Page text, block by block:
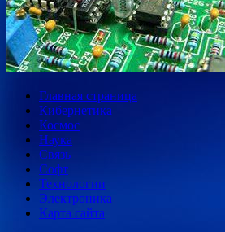
Главная страница
Кибернетика
Космос
Наука
Связь
Софт
Технологии
Электроника
Карта сайта